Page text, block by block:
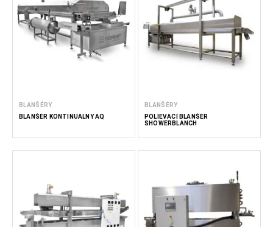
BLANŠÉRY
BLANŠÉR KONTINUÁLNY AQ
BLANŠÉRY
POLIEVACÍ BLANŠÉR
SHOWERBLANCH